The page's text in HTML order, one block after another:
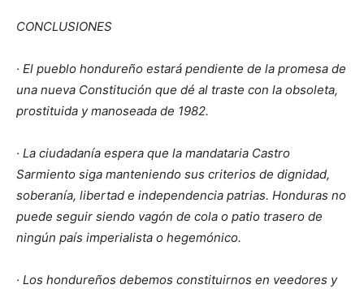
CONCLUSIONES
· El pueblo hondureño estará pendiente de la promesa de
una nueva Constitución que dé al traste con la obsoleta,
prostituida y manoseada de 1982.
· La ciudadanía espera que la mandataria Castro
Sarmiento siga manteniendo sus criterios de dignidad,
soberanía, libertad e independencia patrias. Honduras no
puede seguir siendo vagón de cola o patio trasero de
ningún país imperialista o hegemónico.
· Los hondureños debemos constituirnos en veedores y